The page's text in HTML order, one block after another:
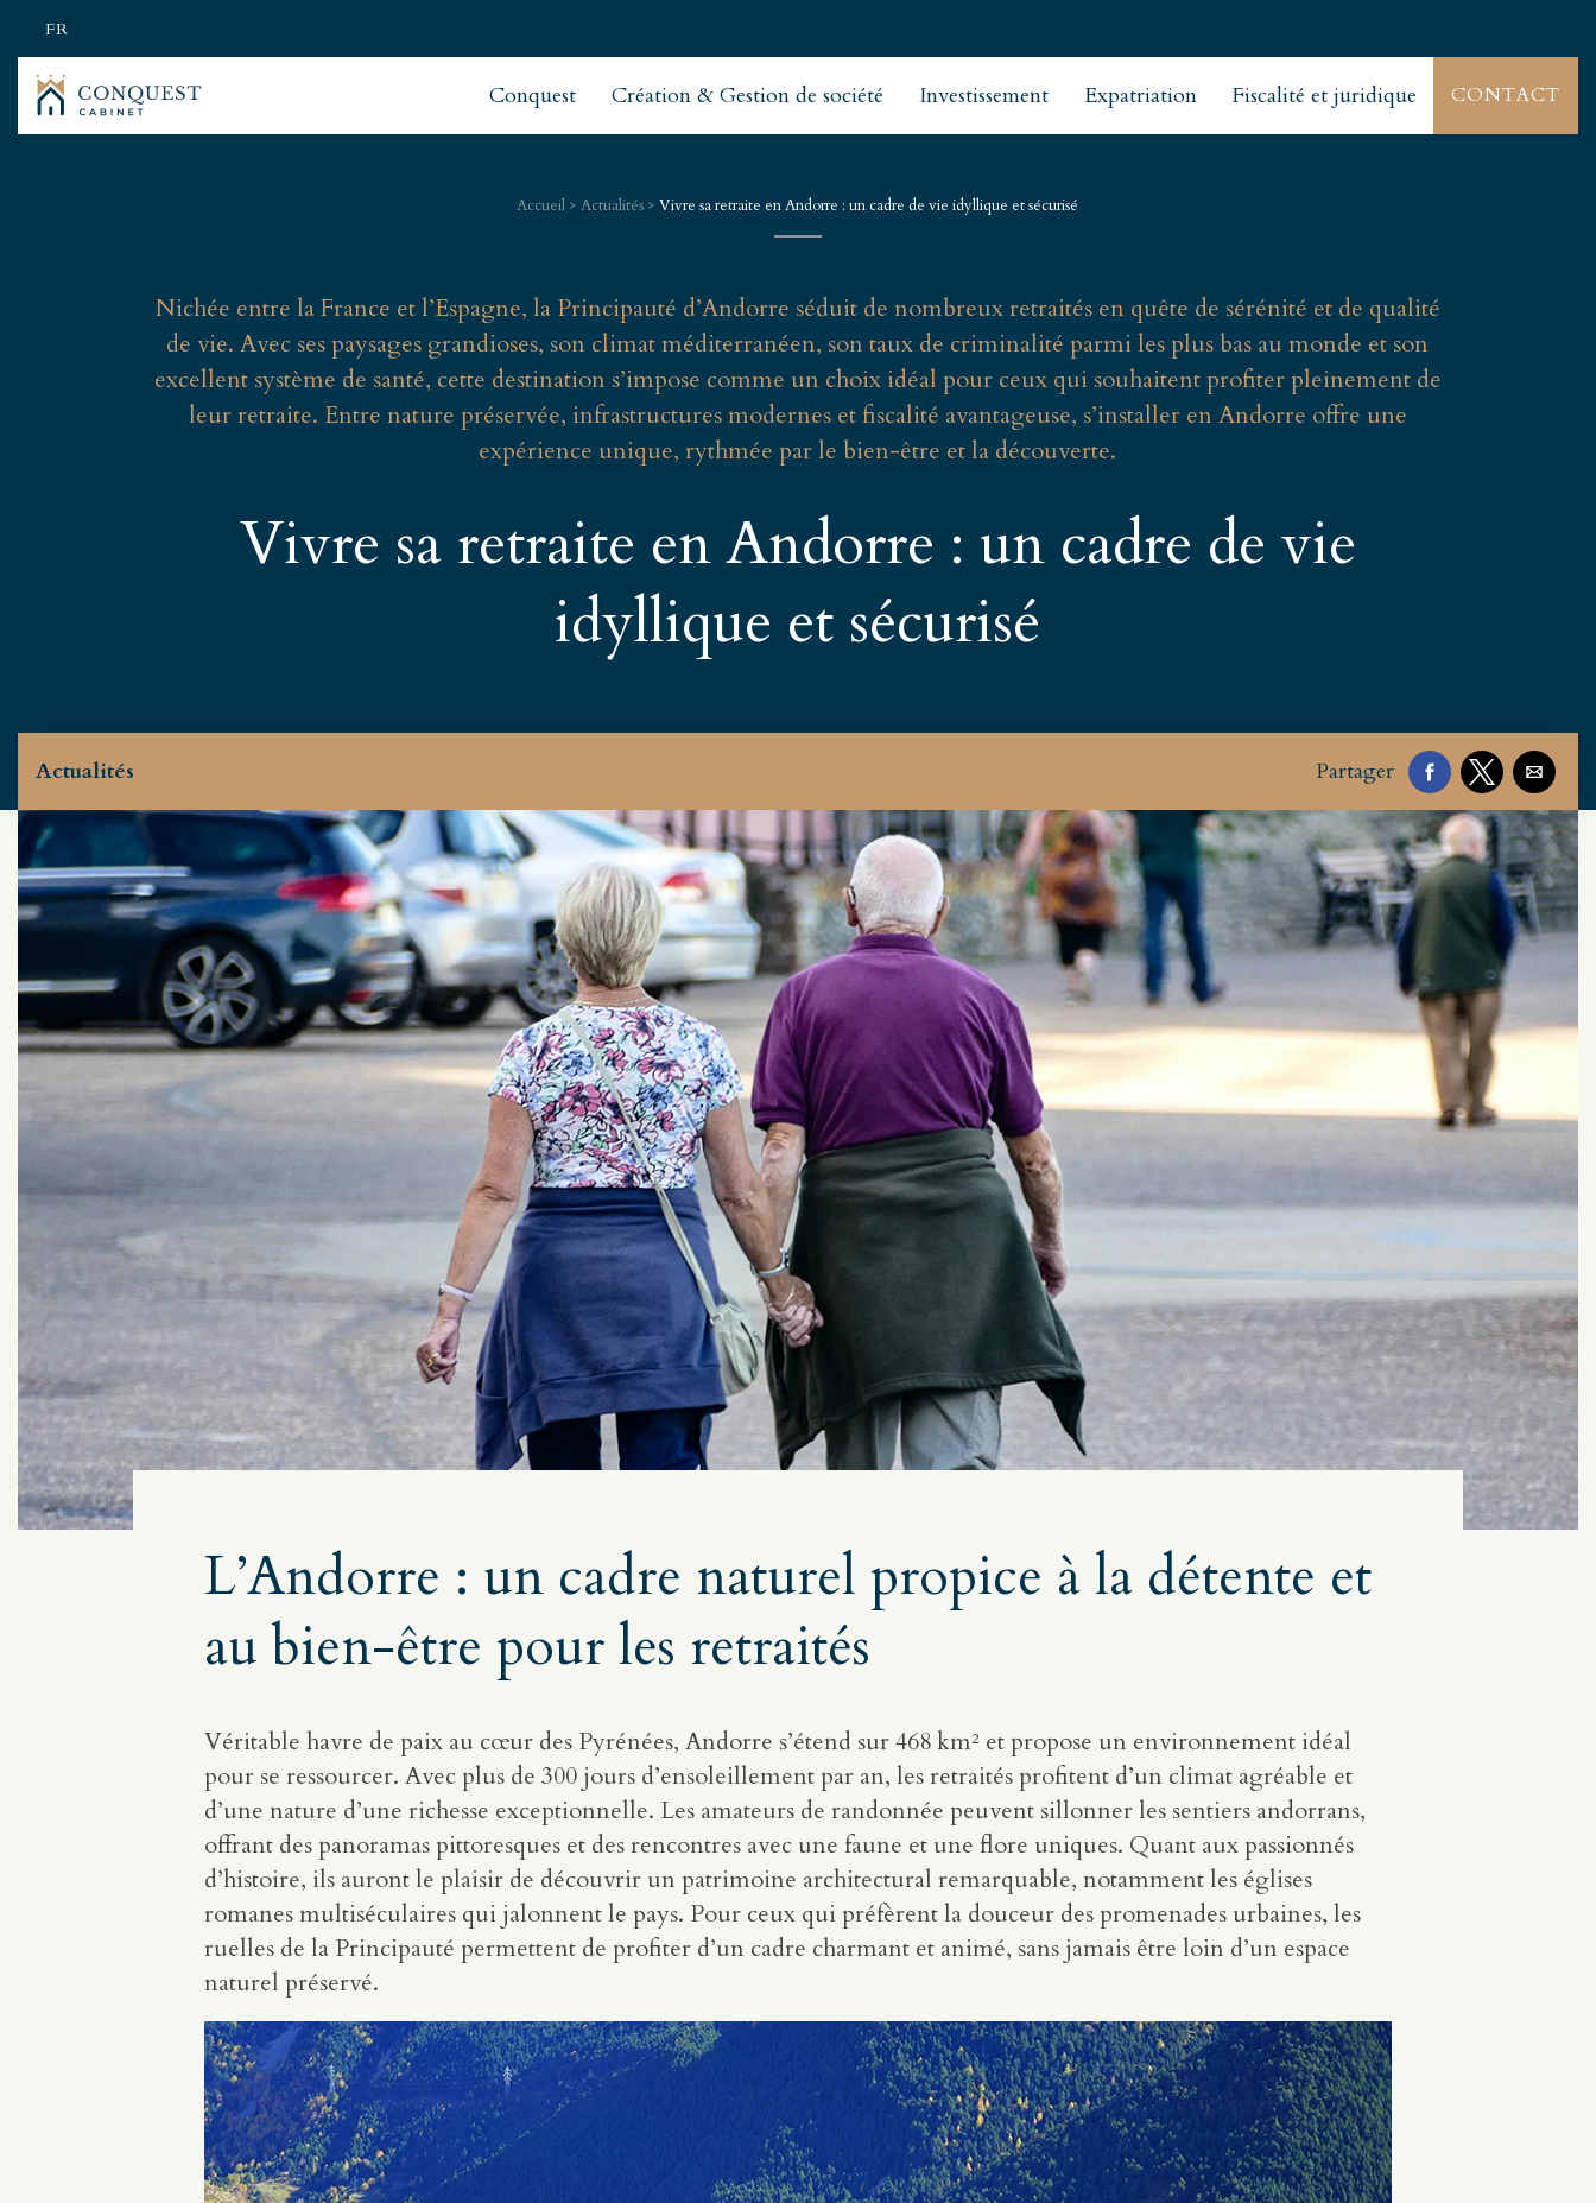
FR
Conquest Création & Gestion de société Investissement Expatriation Fiscalité et juridique CONTACT
Accueil >Actualités >Vivre sa retraite en Andorre : un cadre de vie idyllique et sécurisé
Nichée entre la France et l’Espagne, la Principauté d’Andorre séduit de nombreux retraités en quête de sérénité et de qualité
de vie. Avec ses paysages grandioses, son climat méditerranéen, son taux de criminalité parmi les plus bas au monde et son
excellent système de santé, cette destination s’impose comme un choix idéal pour ceux qui souhaitent profiter pleinement de
leur retraite. Entre nature préservée, infrastructures modernes et fiscalité avantageuse, s’installer en Andorre offre une
expérience unique, rythmée par le bien-être et la découverte.
Vivre sa retraite en Andorre : un cadre de vie
idyllique et sécurisé
Actualités Partager
L’Andorre : un cadre naturel propice à la détente et
au bien-être pour les retraités
Véritable havre de paix au cœur des Pyrénées, Andorre s’étend sur 468 km² et propose un environnement idéal
pour se ressourcer. Avec plus de 300 jours d’ensoleillement par an, les retraités profitent d’un climat agréable et
d’une nature d’une richesse exceptionnelle. Les amateurs de randonnée peuvent sillonner les sentiers andorrans,
offrant des panoramas pittoresques et des rencontres avec une faune et une flore uniques. Quant aux passionnés
d’histoire, ils auront le plaisir de découvrir un patrimoine architectural remarquable, notamment les églises
romanes multiséculaires qui jalonnent le pays. Pour ceux qui préfèrent la douceur des promenades urbaines, les
ruelles de la Principauté permettent de profiter d’un cadre charmant et animé, sans jamais être loin d’un espace
naturel préservé.